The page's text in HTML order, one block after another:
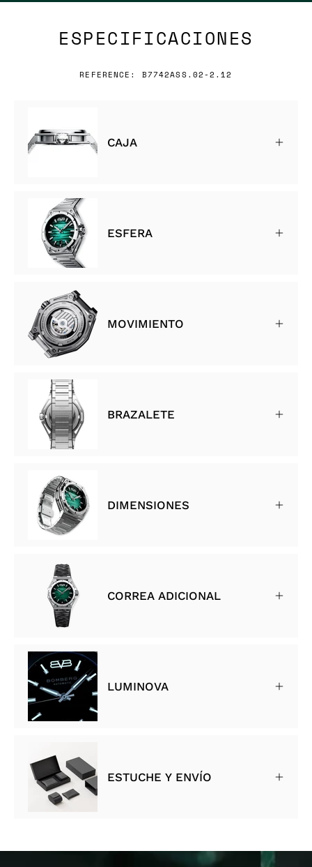
ESPECIFICACIONES
REFERENCE: B7742ASS.02-2.12
CAJA
ESFERA
MOVIMIENTO
BRAZALETE
DIMENSIONES
CORREA ADICIONAL
LUMINOVA
ESTUCHE Y ENVÍO